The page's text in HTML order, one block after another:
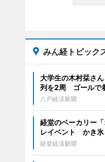
みん経トピック
大学生の木村栞さ
列を2周 ゴールで
八戸経済新聞
経堂のベーカリー
レイベント かき
経堂経済新聞